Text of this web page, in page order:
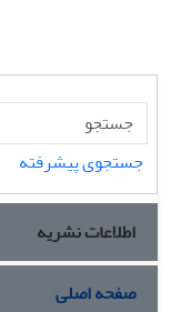
جستجوی پیشرفته
اطلاعات نشریه
صفحه اصلی